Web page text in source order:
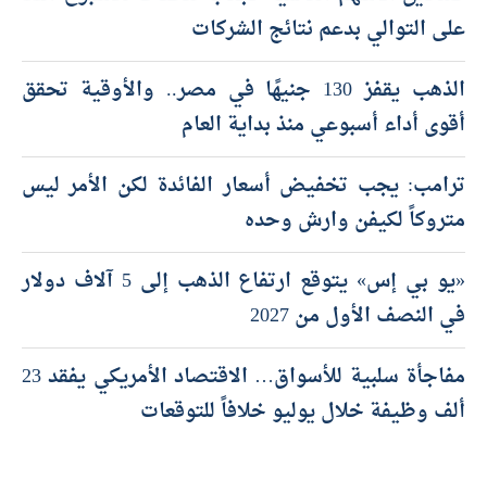
على التوالي بدعم نتائج الشركات
الذهب يقفز 130 جنيهًا في مصر.. والأوقية تحقق
أقوى أداء أسبوعي منذ بداية العام
ترامب: يجب تخفيض أسعار الفائدة لكن الأمر ليس
متروكاً لكيفن وارش وحده
«يو بي إس» يتوقع ارتفاع الذهب إلى 5 آلاف دولار
في النصف الأول من 2027
مفاجأة سلبية للأسواق… الاقتصاد الأمريكي يفقد 23
ألف وظيفة خلال يوليو خلافاً للتوقعات